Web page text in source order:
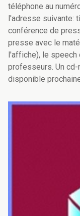
téléphone au
l'adresse suivante:
conférence de
presse avec le
l'affiche), le
professeurs. Un
disponible